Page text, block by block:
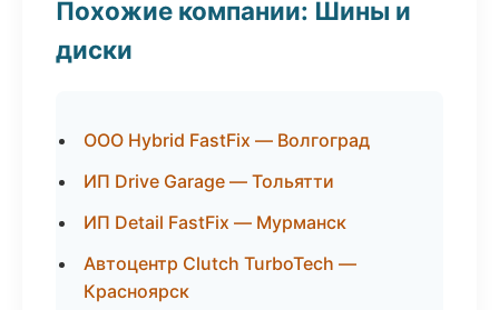
Похожие компании: Шины и
диски
ООО Hybrid FastFix — Волгоград
ИП Drive Garage — Тольятти
ИП Detail FastFix — Мурманск
Автоцентр Clutch TurboTech —
Красноярск